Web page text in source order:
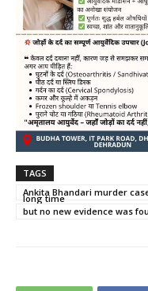
TAGS
Ankita Bhandari murder
long time
but no new evidence was